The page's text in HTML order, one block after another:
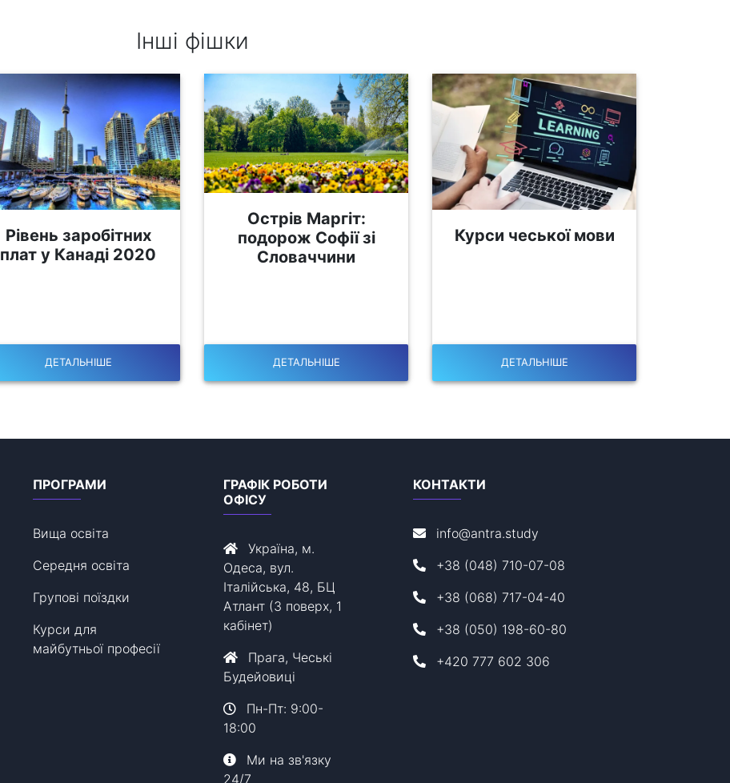
Інші фішки
Рівень заробітних
плат у Канаді 2020
ДЕТАЛЬНІШЕ
Острів Маргіт:
подорож Софії зі
Словаччини
ДЕТАЛЬНІШЕ
Курси чеської мови
ДЕТАЛЬНІШЕ
ПРОГРАМИ
Вища освіта
Середня освіта
Групові поїздки
Курси для
майбутньої професії
ГРАФІК РОБОТИ
ОФІСУ
Україна, м.
Одеса, вул.
Італійська, 48, БЦ
Атлант (3 поверх, 1
кабінет)
Прага, Чеські
Будейовиці
Пн-Пт: 9:00-
18:00
Ми на зв'язку
24/7
КОНТАКТИ
info@antra.study
+38 (048) 710-07-08
+38 (068) 717-04-40
+38 (050) 198-60-80
+420 777 602 306